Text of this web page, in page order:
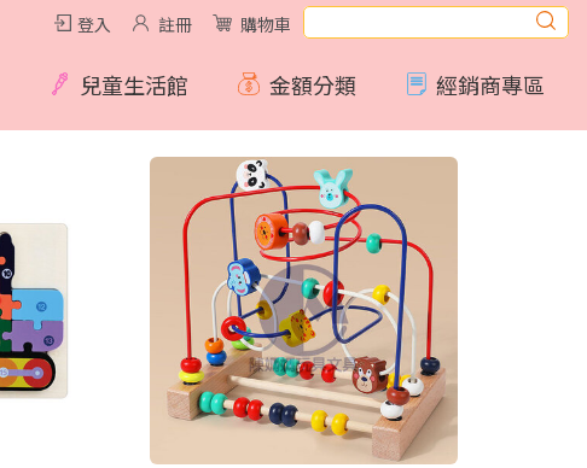
登入 註冊 購物車
兒童生活館 金額分類 經銷商專區